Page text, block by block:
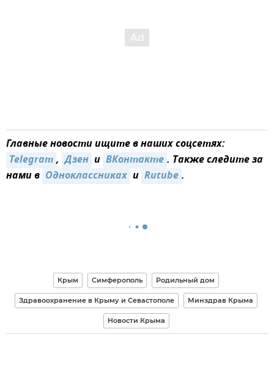
Главные новости ищите в наших соцсетях:
Telegram, Дзен и ВКонтакте. Также следите за
нами в Одноклассниках и Rutube.
Крым Симферополь Родильный дом
Здравоохранение в Крыму и Севастополе Минздрав Крыма
Новости Крыма